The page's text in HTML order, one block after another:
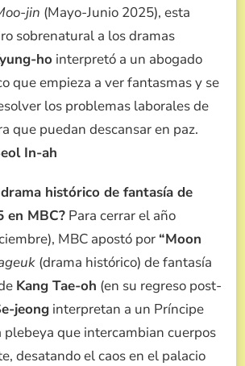
jin (Mayo-Junio 2025), esta
sobrenatural a los dramas
ho interpretó a un abogado
que empieza a ver fantasmas y se
los problemas laborales de
que puedan descansar en paz.
In-ah
histórico de fantasía de
en MBC? Para cerrar el año
MBC apostó por “Moon
(drama histórico) de fantasía
Kang Tae-oh (en su regreso post-
jeong interpretan a un Príncipe
plebeya que intercambian cuerpos
desatando el caos en el palacio